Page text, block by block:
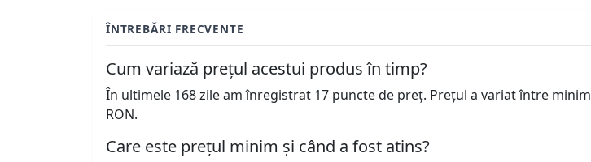
ÎNTREBĂRI FRECVENTE
Cum variază prețul acestui produs în timp?
În ultimele 168 zile am înregistrat 17 puncte de preț. Prețul a variat între
RON.
Care este prețul minim și când a fost atins?